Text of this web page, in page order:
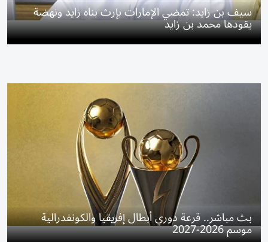
سيف بن زايد: تمضي الإمارات بإرث بناه زايد ونهضة
يقودها محمد بن زايد
بث مباشر.. قرعة دوري أبطال إفريقيا والكونفدرالية
موسم 2026-2027